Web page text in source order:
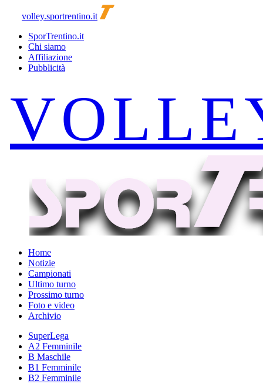
volley.sportrentino.it
SporTrentino.it
Chi siamo
Affiliazione
Pubblicità
Home
Notizie
Campionati
Ultimo turno
Prossimo turno
Foto e video
Archivio
SuperLega
A2 Femminile
B Maschile
B1 Femminile
B2 Femminile